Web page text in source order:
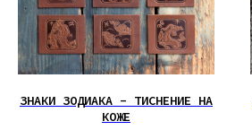
ЗНАКИ ЗОДИАКА - ТИСНЕНИЕ НА
КОЖЕ